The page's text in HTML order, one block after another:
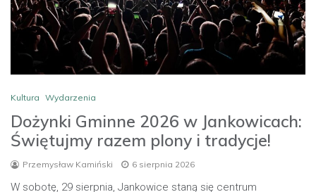
Kultura Wydarzenia
Dożynki Gminne 2026 w Jankowicach:
Świętujmy razem plony i tradycje!
Przemysław Kamiński 6 sierpnia 2026
W sobotę, 29 sierpnia, Jankowice staną się centrum